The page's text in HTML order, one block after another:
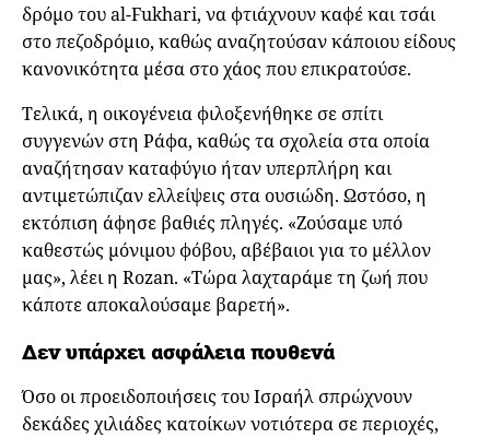
δρόμο του al-Fukhari, να φτιάχνουν καφέ και τσάι
στο πεζοδρόμιο, καθώς αναζητούσαν κάποιου είδους
κανονικότητα μέσα στο χάος που επικρατούσε.
Τελικά, η οικογένεια φιλοξενήθηκε σε σπίτι
συγγενών στη Ράφα, καθώς τα σχολεία στα οποία
αναζήτησαν καταφύγιο ήταν υπερπλήρη και
αντιμετώπιζαν ελλείψεις στα ουσιώδη. Ωστόσο, η
εκτόπιση άφησε βαθιές πληγές. «Ζούσαμε υπό
καθεστώς μόνιμου φόβου, αβέβαιοι για το μέλλον
μας», λέει η Rozan. «Τώρα λαχταράμε τη ζωή που
κάποτε αποκαλούσαμε βαρετή».
Δεν υπάρχει ασφάλεια πουθενά
Όσο οι προειδοποιήσεις του Ισραήλ σπρώχνουν
δεκάδες χιλιάδες κατοίκων νοτιότερα σε περιοχές,